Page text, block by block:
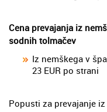
Cena prevajanja iz
sodnih tolmačev
Iz nemškega v
23 EUR po strani
Popusti za prevajanje